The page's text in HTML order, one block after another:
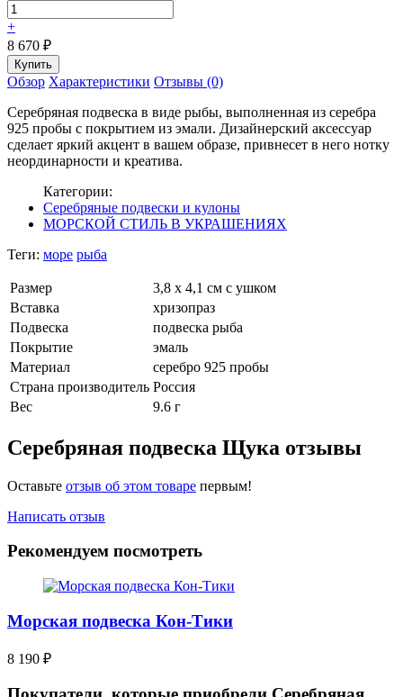
+
8 670 ₽
Обзор Характеристики Отзывы (0)
Серебряная подвеска в виде рыбы, выполненная из серебра
925 пробы с покрытием из эмали. Дизайнерский аксессуар
сделает яркий акцент в вашем образе, привнесет в него нотку
неординарности и креатива.
Категории:
Серебряные подвески и кулоны
МОРСКОЙ СТИЛЬ В УКРАШЕНИЯХ
Теги: море рыба
Размер
3,8 х 4,1 см с ушком
Вставка
хризопраз
Подвеска
подвеска рыба
Покрытие
эмаль
Материал
серебро 925 пробы
Страна производитель Россия
Вес
9.6 г
Серебряная подвеска Щука отзывы
Оставьте отзыв об этом товаре первым!
Написать отзыв
Рекомендуем посмотреть
Морская подвеска Кон-Тики
8 190 ₽